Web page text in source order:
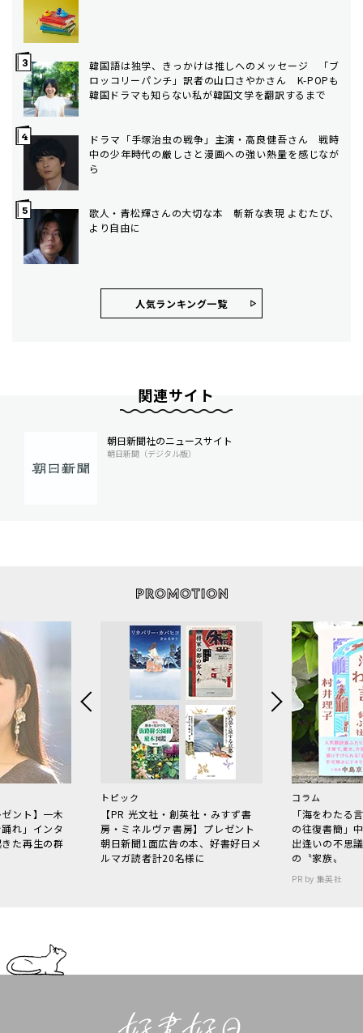
韓国語は独学、きっかけは推しへのメッセージ 「ブ
ロッコリーパンチ」訳者の山口さやかさん K-POPも
韓国ドラマも知らない私が韓国文学を翻訳するまで
ドラマ「手塚治虫の戦争」主演・高良健吾さん 戦時
中の少年時代の厳しさと漫画への強い熱量を感じなが
ら
歌人・青松輝さんの大切な本 斬新な表現 よむたび、
より自由に
人気ランキング⼀覧
関連サイト
朝日新聞社のニュースサイト
朝日新聞（デジタル版）
ント】一木
れ」インタ
た再生の群
トピック
【PR 光文社・創英社・みすず書
房・ミネルヴァ書房】プレゼント
朝日新聞1面広告の本、好書好日メ
ルマガ読者計20名様に
コラム
「海をわた
の往復書簡」
出逢いの不思
の〝家族〟
PR by 集英社